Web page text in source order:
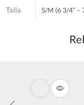
Talla S/M (6 3/4” –